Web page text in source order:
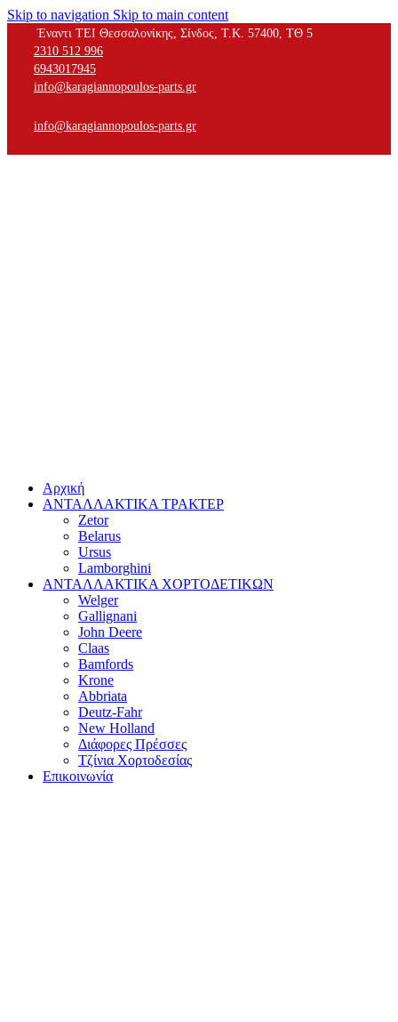
Skip to navigation Skip to main content
Έναντι ΤΕΙ Θεσσαλονίκης, Σίνδος, Τ.Κ. 57400, ΤΘ 5
2310 512 996
6943017945
info@karagiannopoulos-parts.gr
info@karagiannopoulos-parts.gr
Αρχική
ΑΝΤΑΛΛΑΚΤΙΚΑ ΤΡΑΚΤΕΡ
Zetor
Belarus
Ursus
Lamborghini
ΑΝΤΑΛΛΑΚΤΙΚΑ ΧΟΡΤΟΔΕΤΙΚΩΝ
Welger
Gallignani
John Deere
Claas
Bamfords
Krone
Abbriata
Deutz-Fahr
New Holland
Διάφορες Πρέσσες
Τζίνια Χορτοδεσίας
Επικοινωνία